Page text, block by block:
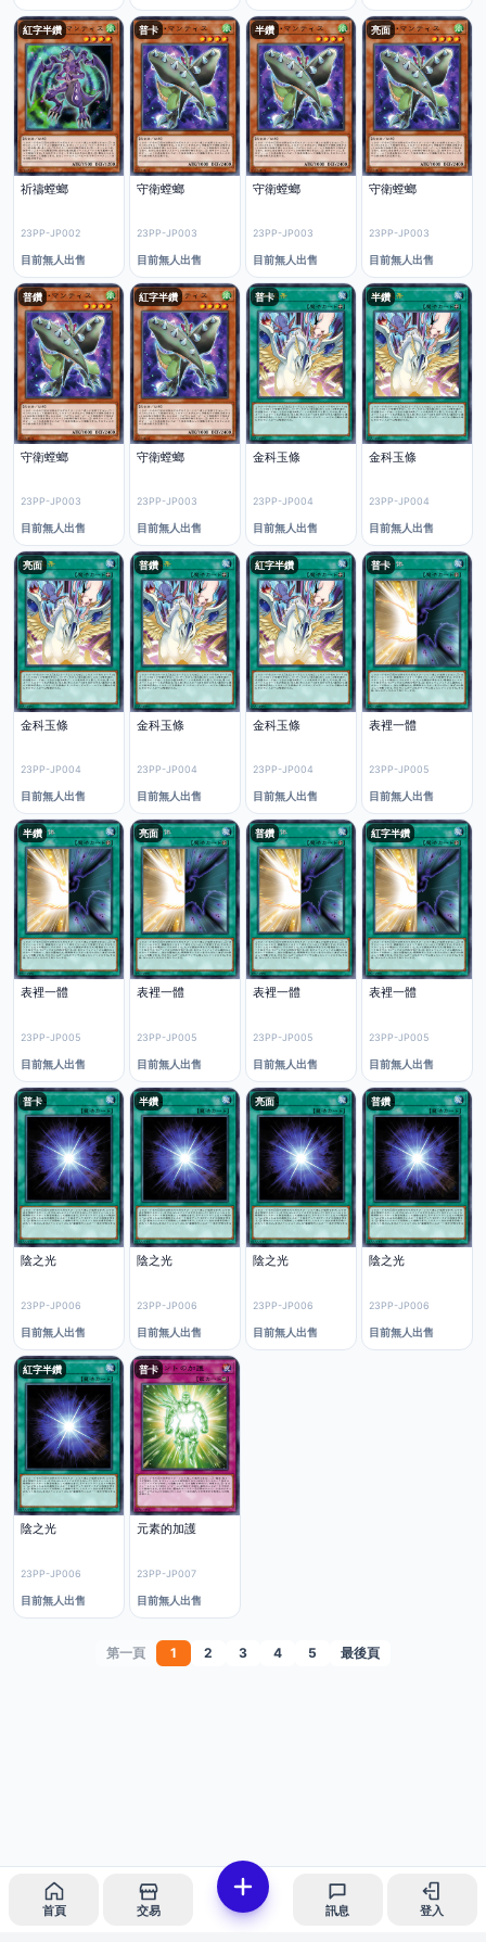
紅字半鑽
祈禱螳螂
23PP-JP002
目前無人出售
普卡
守衛螳螂
23PP-JP003
目前無人出售
半鑽
守衛螳螂
23PP-JP003
目前無人出售
亮面
守衛螳螂
23PP-JP003
目前無人出售
普鑽
守衛螳螂
23PP-JP003
目前無人出售
紅字半鑽
守衛螳螂
23PP-JP003
目前無人出售
普卡
金科玉條
23PP-JP004
目前無人出售
半鑽
金科玉條
23PP-JP004
目前無人出售
亮面
金科玉條
23PP-JP004
目前無人出售
普鑽
金科玉條
23PP-JP004
目前無人出售
紅字半鑽
金科玉條
23PP-JP004
目前無人出售
普卡
表裡一體
23PP-JP005
目前無人出售
半鑽
表裡一體
23PP-JP005
目前無人出售
亮面
表裡一體
23PP-JP005
目前無人出售
普鑽
表裡一體
23PP-JP005
目前無人出售
紅字半鑽
表裡一體
23PP-JP005
目前無人出售
普卡
陰之光
23PP-JP006
目前無人出售
半鑽
陰之光
23PP-JP006
目前無人出售
亮面
陰之光
23PP-JP006
目前無人出售
普鑽
陰之光
23PP-JP006
目前無人出售
紅字半鑽
陰之光
23PP-JP006
目前無人出售
普卡
元素的加護
23PP-JP007
目前無人出售
第一頁 1 2 3 4 5 最後頁
首頁 交易 訊息 登入